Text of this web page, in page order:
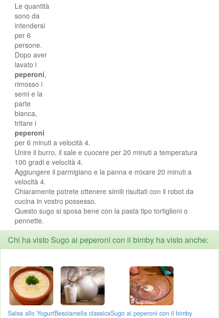
Le quantità
sono da
intendersi
per 6
persone.
Dopo aver
lavato i
peperoni,
rimosso i
semi e la
parte
bianca,
tritare i
peperoni
per 6 minuti a velocità 4.
Unire il burro, il sale e cuocere per 20 minuti a temperatura
100 gradi e velocità 4.
Aggiungere il parmigiano e la panna e mixare 20 minuti a
velocità 4.
Chiaramente potrete ottenere simili risultati con il robot da
cucina in vostro possesso.
Questo sugo si sposa bene con la pasta tipo tortiglioni o
pennette.
Chi ha visto Sugo ai peperoni con il bimby ha visto anche:
Salsa allo YogurtBesciamella classicaSugo ai peperoni con il bimby